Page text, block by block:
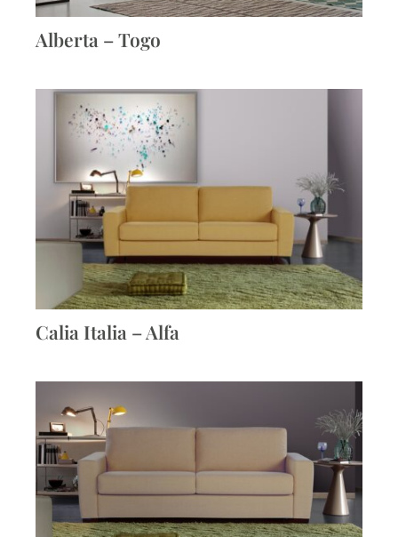
Alberta – Togo
Calia Italia – Alfa